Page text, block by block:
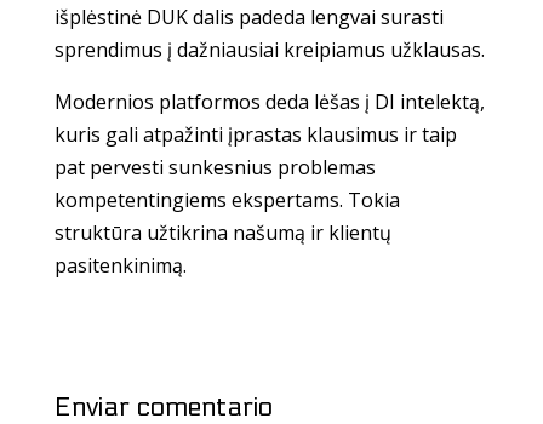
išplėstinė DUK dalis padeda lengvai surasti
sprendimus į dažniausiai kreipiamus užklausas.
Modernios platformos deda lėšas į DI intelektą,
kuris gali atpažinti įprastas klausimus ir taip
pat pervesti sunkesnius problemas
kompetentingiems ekspertams. Tokia
struktūra užtikrina našumą ir klientų
pasitenkinimą.
Enviar comentario